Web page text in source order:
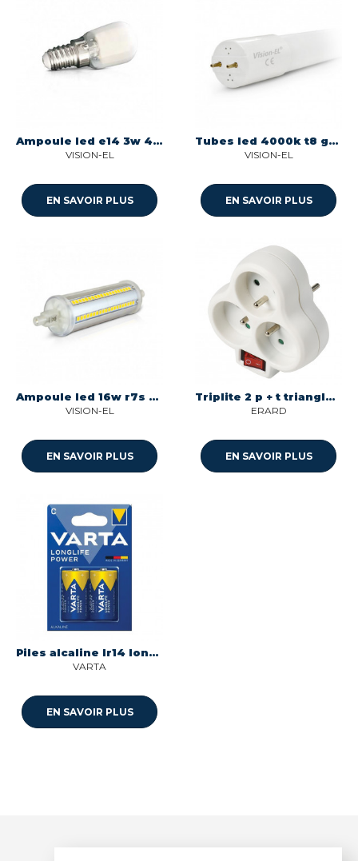
Ampoule led e14 3w 4000k boite 1 ampoule Miidex 79450
VISION-EL
EN SAVOIR PLUS
Tubes led 4000k t8 g13 10w 600mm 230v Miidex 7598
VISION-EL
EN SAVOIR PLUS
Ampoule led 16w r7s 118mm o29 1800 lumens 40000k Miidex 7983
VISION-EL
EN SAVOIR PLUS
Triplite 2 p + t triangle inter Itc 308360
ERARD
EN SAVOIR PLUS
Piles alcaline lr14 longlife power Varta 4914121422
VARTA
EN SAVOIR PLUS